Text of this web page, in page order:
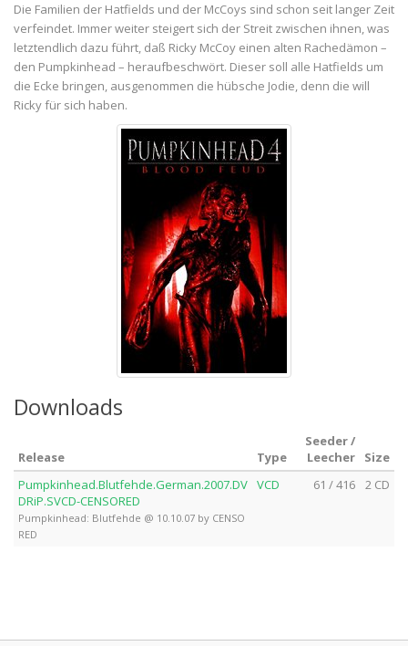
Die Familien der Hatfields und der McCoys sind schon seit langer Zeit
verfeindet. Immer weiter steigert sich der Streit zwischen ihnen, was
letztendlich dazu führt, daß Ricky McCoy einen alten Rachedämon –
den Pumpkinhead – heraufbeschwört. Dieser soll alle Hatfields um
die Ecke bringen, ausgenommen die hübsche Jodie, denn die will
Ricky für sich haben.
Downloads
Release Type
Seeder /
Leecher
Size
Pumpkinhead.Blutfehde.German.2007.DV
DRiP.SVCD-CENSORED
Pumpkinhead: Blutfehde @ 10.10.07 by CENSO
RED
VCD 61 / 416 2 CD